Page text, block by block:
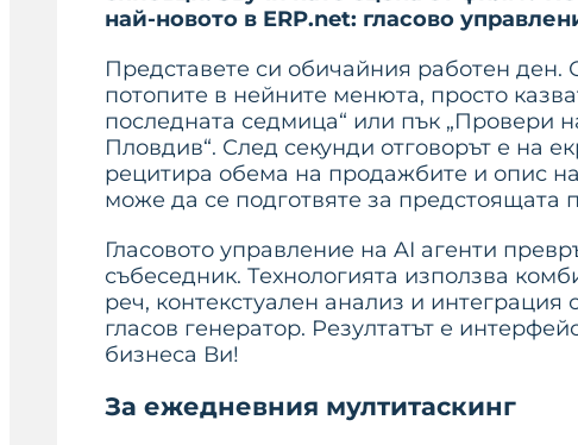
най-новото в ERP.net: гласово
Представете си обичайния работен ден.
потопите в нейните менюта, просто
последната седмица“ или пък „Провери
Пловдив“. След секунди отговорът е на
рецитира обема на продажбите и опис
може да се подготвяте за предстоящата
Гласовото управление на AI агенти
събеседник. Технологията използва
реч, контекстуален анализ и
гласов генератор. Резултатът е
бизнеса Ви!
За ежедневния мултитаскинг